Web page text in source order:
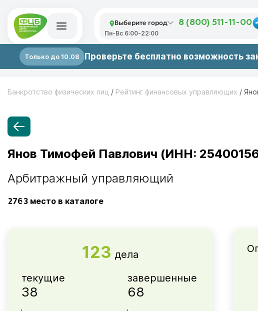
Выберите город 8 (800) 511-11-00
Пн-Вс 6:00-22:00
Только до 10.08 Проверьте бесплатно возможность
Банкротство физических лиц / Рейтинг финансовых управляющих /
Янов Тимофей Павлович (ИНН:
Арбитражный управляющий
2763 место в каталоге
123 дела
текущие
38
завершенные
68